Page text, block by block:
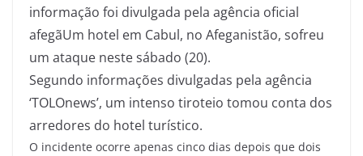
informação foi divulgada pela agência oficial
afegãUm hotel em Cabul, no Afeganistão, sofreu
um ataque neste sábado (20).
Segundo informações divulgadas pela agência
‘TOLOnews’, um intenso tiroteio tomou conta dos
arredores do hotel turístico.
O incidente ocorre apenas cinco dias depois que dois